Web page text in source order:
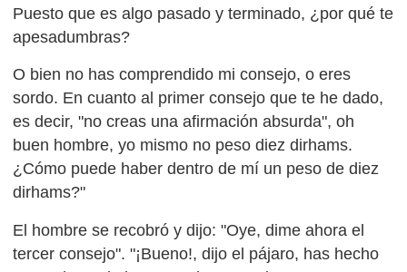
Puesto que es algo pasado y terminado, ¿por qué te
apesadumbras?
O bien no has comprendido mi consejo, o eres
sordo. En cuanto al primer consejo que te he dado,
es decir, "no creas una afirmación absurda", oh
buen hombre, yo mismo no peso diez dirhams.
¿Cómo puede haber dentro de mí un peso de diez
dirhams?"
El hombre se recobró y dijo: "Oye, dime ahora el
tercer consejo". "¡Bueno!, dijo el pájaro, has hecho